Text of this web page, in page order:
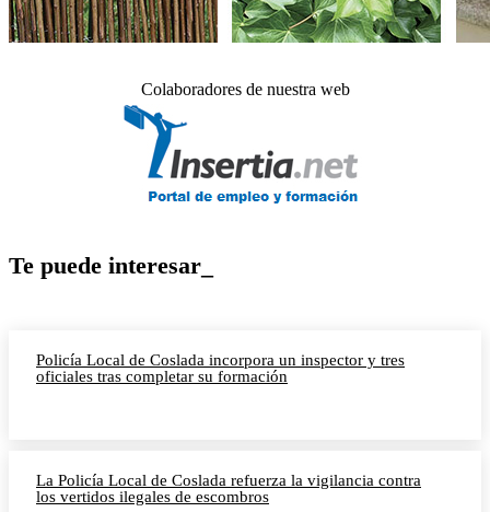
Colaboradores de nuestra web
Te puede interesar_
Policía Local de Coslada incorpora un inspector y tres
oficiales tras completar su formación
La Policía Local de Coslada refuerza la vigilancia contra
los vertidos ilegales de escombros